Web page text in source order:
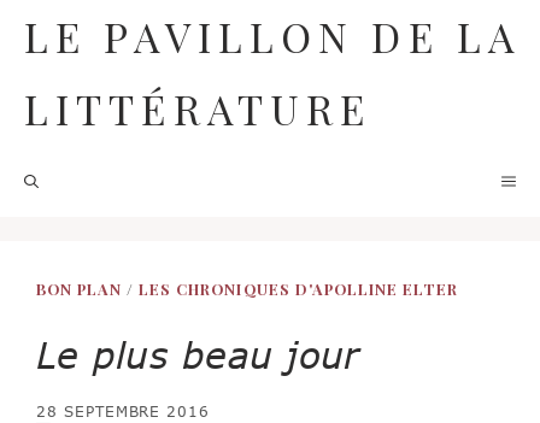
contenu
LE PAVILLON DE LA
LITTÉRATURE
BON PLAN /LES CHRONIQUES D'APOLLINE ELTER
Le plus beau jour
28 SEPTEMBRE 2016